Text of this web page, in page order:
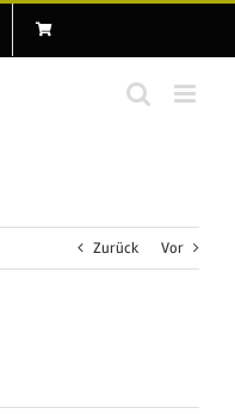
Zurück Vor